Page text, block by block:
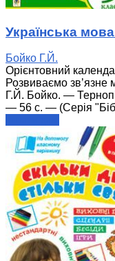
Українська
Бойко Г.Й.
Орієнтовний
Розвиваємо зв’язне
Г.Й. Бойко. —
— 56 с. — (Серія